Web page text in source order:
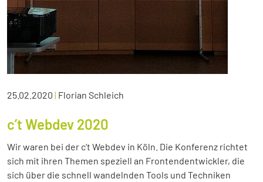
25.02.2020 | Florian Schleich
c’t Webdev 2020
Wir waren bei der c’t Webdev in Köln. Die Konferenz richtet
sich mit ihren Themen speziell an Frontendentwickler, die
sich über die schnell wandelnden Tools und Techniken